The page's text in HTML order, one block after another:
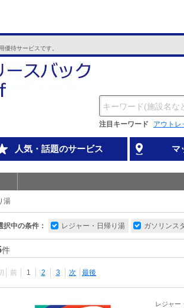
優待サービスです。
注目キーワード アウトレ
人気・話題のサービス マ
湯
択中の条件： レジャー・日帰り湯 ガソリンス
件
前 1 2 3 次 最後
レジャー